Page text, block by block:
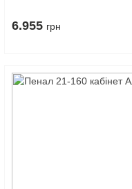
6.955 грн